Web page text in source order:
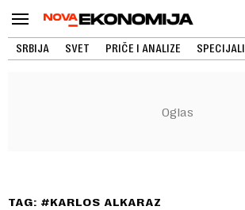
SRBIJA SVET PRIČE I ANALIZE SPECIJALI
TAG: #KARLOS ALKARAZ